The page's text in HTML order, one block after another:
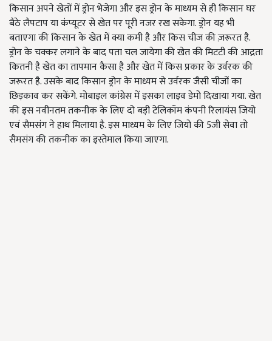
किसान अपने खेतों में ड्रोन भेजेगा और इस ड्रोन के माध्यम से ही किसान घर
बैठे लैपटाप या कंप्यूटर से खेत पर पूरी नजर रख सकेगा.ड्रोन यह भी
बताएगा की किसान के खेत में क्या कमी है और किस चीज की ज़रूरत है.
ड्रोन के चक्कर लगाने के बाद पता चल जायेगा की खेत की मिटटी की आद्रता
कितनी है खेत का तापमान कैसा है और खेत में किस प्रकार के उर्वरक की
जरूरत है.उसके बाद किसान ड्रोन के माध्यम से उर्वरक जैसी चीजों का
छिड़काव कर सकेंगे.मोबाइल कांग्रेस में इसका लाइव डेमो दिखाया गया. खेत
की इस नवीनतम तकनीक के लिए दो बड़ी टेलिकॉम कंपनी रिलायंस जियो
एवं सैमसंग ने हाथ मिलाया है.इस माध्यम के लिए जियो की5जी सेवा तो
सैमसंग की तकनीक का इस्तेमाल किया जाएगा.